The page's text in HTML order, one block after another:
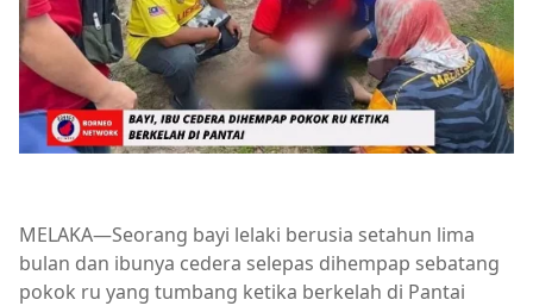
MELAKA—Seorang bayi lelaki berusia setahun lima
bulan dan ibunya cedera selepas dihempap sebatang
pokok ru yang tumbang ketika berkelah di Pantai